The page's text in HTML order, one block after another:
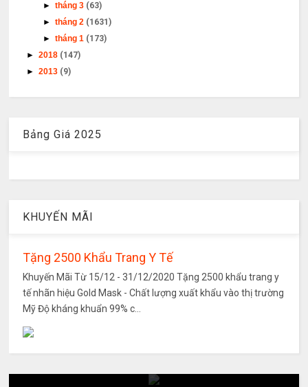
►tháng 3 (63)
►tháng 2 (1631)
►tháng 1 (173)
►2018 (147)
►2013 (9)
Bảng Giá 2025
KHUYẾN MÃI
Tặng 2500 Khẩu Trang Y Tế
Khuyến Mãi Từ 15/12 - 31/12/2020 Tặng 2500 khẩu trang y
tế nhãn hiệu Gold Mask - Chất lượng xuất khẩu vào thị trường
Mỹ Độ kháng khuẩn 99% c...